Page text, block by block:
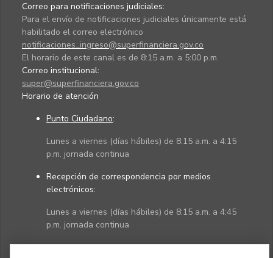
Correo para notificaciones judiciales:
Para el envío de notificaciones judiciales únicamente está
habilitado el correo electrónico
notificaciones_ingreso@superfinanciera.gov.co
El horario de este canal es de 8:15 a.m. a 5:00 p.m.
Correo institucional:
super@superfinanciera.gov.co
Horario de atención
Punto Ciudadano:
Lunes a viernes (días hábiles) de 8:15 a.m. a 4:15
p.m. jornada continua
Recepción de correspondencia por medios
electrónicos:
Lunes a viernes (días hábiles) de 8:15 a.m. a 4:45
p.m. jornada continua